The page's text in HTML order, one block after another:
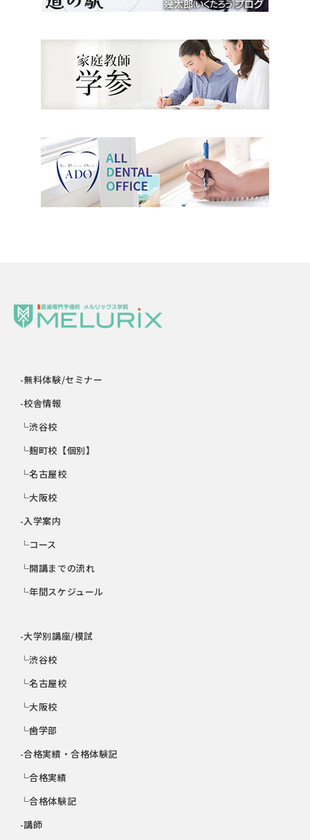
-無料体験/セミナー
-校舎情報
└渋谷校
└麹町校【個別】
└名古屋校
└大阪校
-入学案内
└コース
└開講までの流れ
└年間スケジュール
-大学別講座/模試
└渋谷校
└名古屋校
└大阪校
└歯学部
-合格実績・合格体験記
└合格実績
└合格体験記
-講師